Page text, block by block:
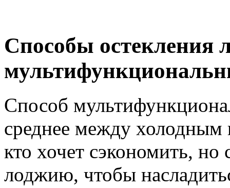
Способы остекления
Способ
среднее между холодным
кто хочет сэкономить,
лоджию, чтобы